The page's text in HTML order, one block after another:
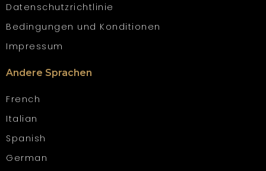
Datenschutzrichtlinie
Bedingungen und Konditionen
Impressum
Andere Sprachen
French
Italian
Spanish
German